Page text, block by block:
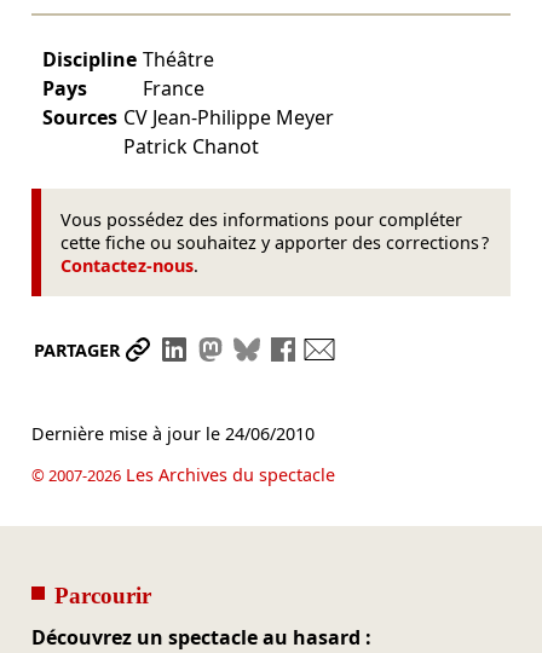
Discipline Théâtre
Pays
France
Sources CV Jean-Philippe Meyer
Patrick Chanot
Vous possédez des informations pour compléter
cette fiche ou souhaitez y apporter des corrections ?
Contactez-nous.
PARTAGER Partager le lien
Partager sur LinkedIn
Partager sur Mastodon
Partager sur Bluesky
Partager sur Facebook
Dernière mise à jour le 24/06/2010
© 2007-2026Les Archives du spectacle
Parcourir
Découvrez un spectacle au hasard :